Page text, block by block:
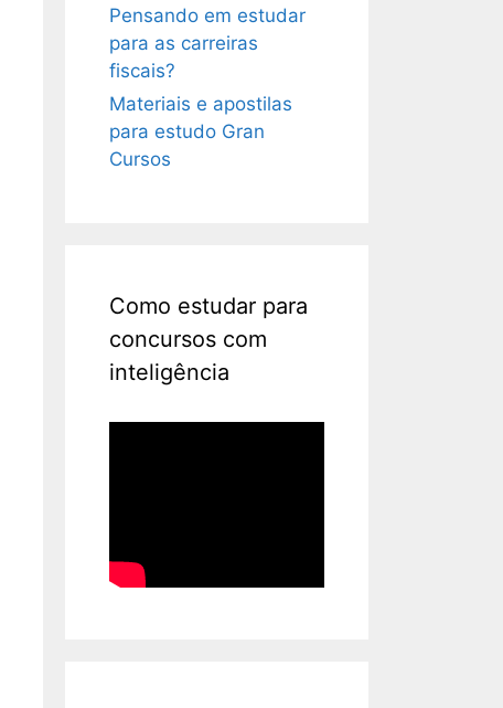
Pensando em estudar
para as carreiras
fiscais?
Materiais e apostilas
para estudo Gran
Cursos
Como estudar para
concursos com
inteligência